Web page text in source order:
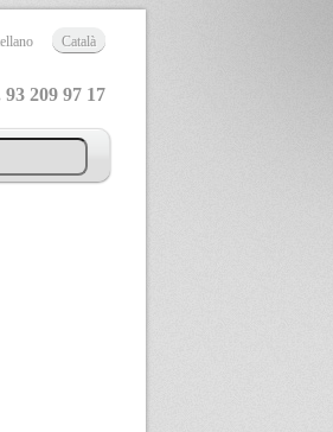
Català
209 97 17